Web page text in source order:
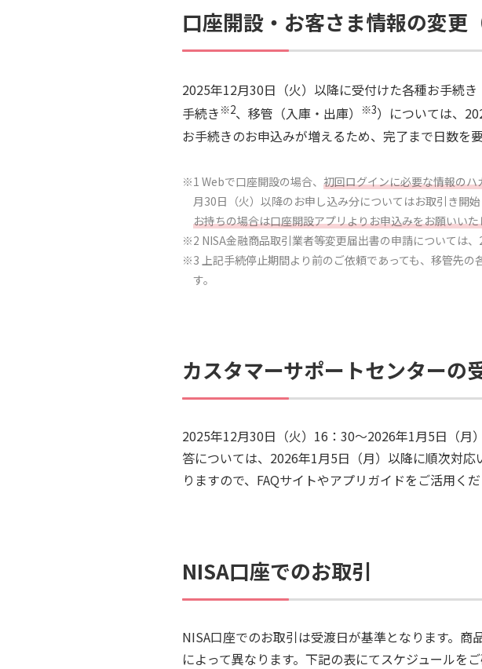
口座開設・お客さま情報の変更
2025年12月30日（火）以降に受付けた各種お手続き
手続き ※2、移管（入庫・出庫） ※3）については、
お手続きのお申込みが増えるため、完了まで日数を
※1 Webで口座開設の場合、 初回ログインに必要な情報の
月30日（火）以降のお申し込み分についてはお取引き開
お持ちの場合は口座開設アプリよりお申込みをお願いいた
※2 NISA金融商品取引業者等変更届出書の申請については
※3 上記手続停止期間より前のご依頼であっても、移管先
す。
カスタマーサポートセンターの
2025年12月30日（火）16：30～2026年1月5日（月
答については、2026年1月5日（月）以降に順次対
りますので、FAQサイトやアプリガイドをご活用くだ
NISA口座でのお取引
NISA口座でのお取引は受渡日が基準となります。
によって異なります。下記の表にてスケジュールを